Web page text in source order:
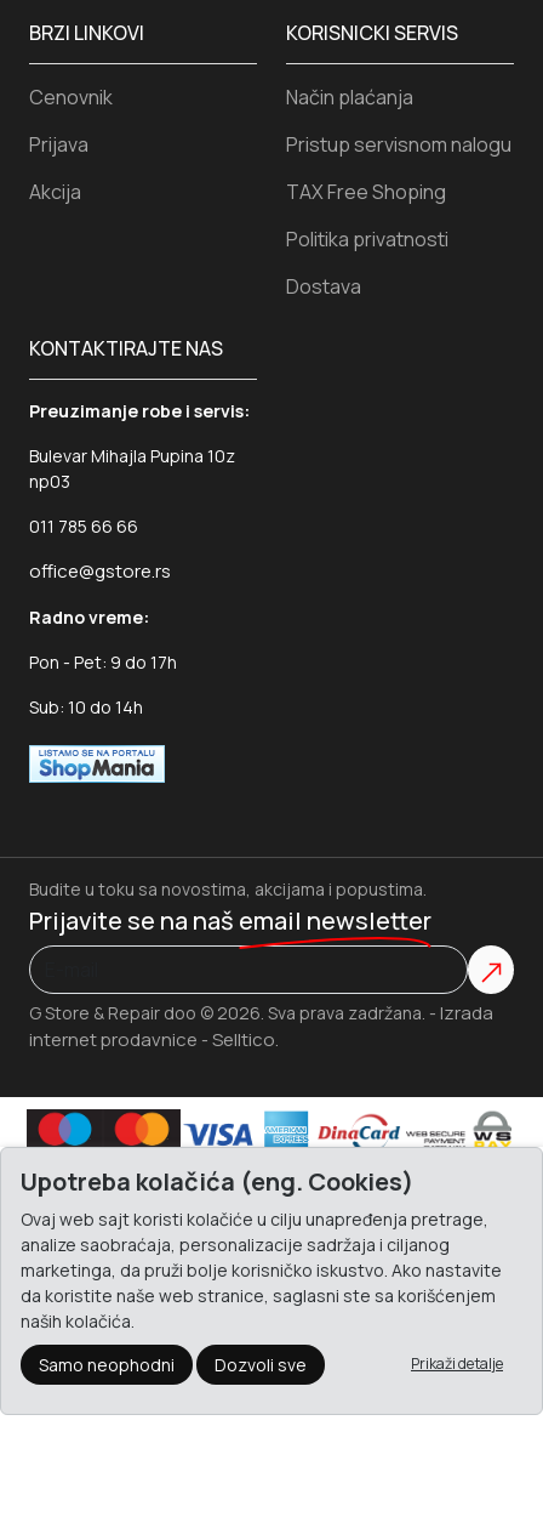
KORISNICKI SERVIS
Način plaćanja
Pristup servisnom nalogu
TAX Free Shoping
Politika privatnosti
Dostava
KONTAKTIRAJTE NAS
Preuzimanje robe i servis:
Bulevar Mihajla Pupina 10z
np03
011 785 66 66
office@gstore.rs
Radno vreme:
Pon - Pet: 9 do 17h
Sub: 10 do 14h
BRZI LINKOVI
Cenovnik
Prijava
Akcija
G Store & Repair doo © 2026. Sva prava zadržana. - Izrada
internet prodavnice - Selltico.
Budite u toku sa novostima, akcijama i popustima.
Prijavite se na naš email newsletter
Upotreba kolačića (eng. Cookies)
Ovaj web sajt koristi kolačiće u cilju unapređenja pretrage,
analize saobraćaja, personalizacije sadržaja i ciljanog
marketinga, da pruži bolje korisničko iskustvo. Ako nastavite
da koristite naše web stranice, saglasni ste sa korišćenjem
naših kolačića.
Samo neophodni
Dozvoli sve Prikaži detalje